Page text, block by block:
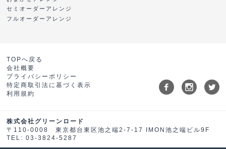
セミオーダーアレンジ
フルオーダーアレンジ
TOPへ戻る
会社概要
プライバシーポリシー
特定商取引法に基づく表示
利用規約
株式会社グリーンロード
〒110-0008 東京都台東区池之端2-7-17 IMON池之端ビル9F
TEL: 03-3824-5287